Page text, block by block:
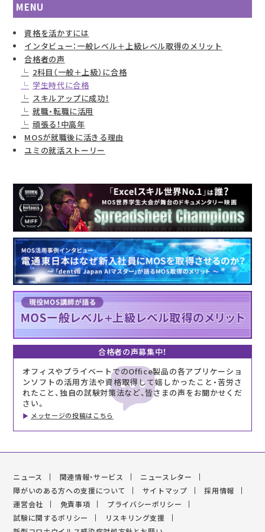
MENU
資格を活かすには
インタビュー：一般レベル＋上級レベル取得のメリット
合格者の声
2科目（一般＋上級）に合格
学生時代に合格
スキルアップに成功！
就職・転職に活用
頑張る！中高年
MOSが就職後に活きる理由
ユミの就活ストーリー
合格者の声募集中！
オフィスやプライベートでのOffice製品の各アプリケーショ
ンソフトの活用方法や資格取得して嬉しかったこと・苦労さ
れたこと、独自の試験対策法など、皆さまの声をお聞かせくだ
さい。
メッセージの投稿はこちら
ニュース 関連情報・サービス
ニュースレター
障がいのある方への支援について
サイトマップ
採用情報
運営会社
免責事項
プライバシーポリシー
試験に関するポリシー
リスキリング支援